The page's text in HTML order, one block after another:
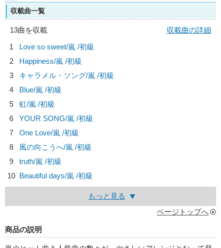
収載曲一覧
13曲を収載
収載曲の詳細
1
Love so sweet/嵐 /初級
2
Happiness/嵐 /初級
3
キャラメル・ソング/嵐 /初級
4
Blue/嵐 /初級
5
虹/嵐 /初級
6
YOUR SONG/嵐 /初級
7
One Love/嵐 /初級
8
風の向こうへ/嵐 /初級
9
truth/嵐 /初級
10 Beautiful days/嵐 /初級
もっと見る
ページトップへ
商品の説明